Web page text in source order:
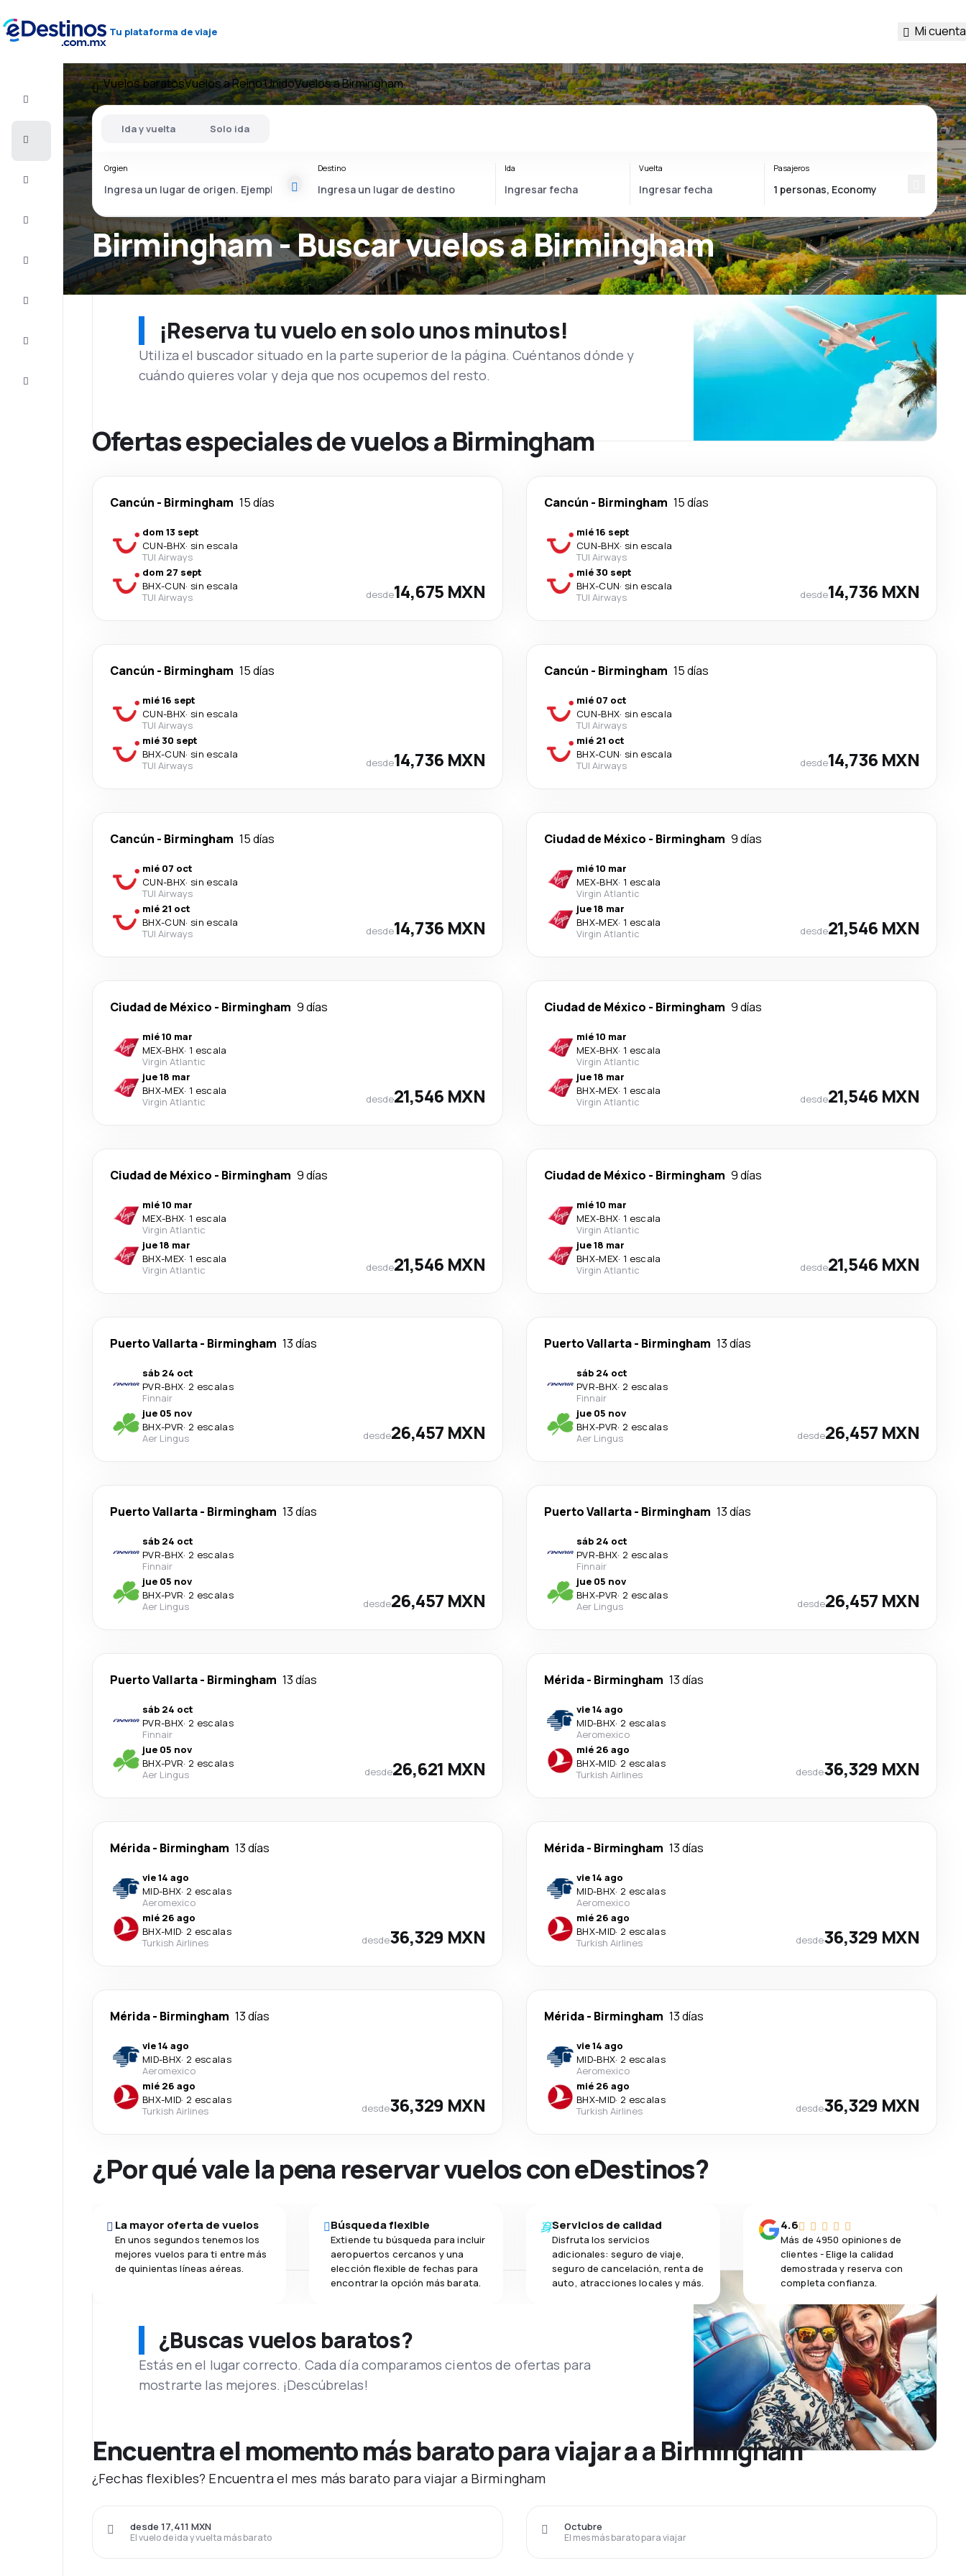
Tu plataforma de viaje Mi cuenta
Vuelo+Hotel
baratos
Alojamientos
Completa
Vuelos baratosVuelos a Reino UnidoVuelos a Birmingham
Birmingham - Buscar vuelos a Birmingham
Ida y vuelta Solo ida
Orgien Destino Ida Vuelta Pasajeros
¡Reserva tu vuelo en solo unos minutos!
Utiliza el buscador situado en la parte superior de la página. Cuéntanos dónde y
cuándo quieres volar y deja que nos ocupemos del resto.
Ofertas especiales de vuelos a Birmingham
Cancún - Birmingham 15 días
dom 13 sept
CUN-BHX· sin escala
TUI Airways
dom 27 sept
BHX-CUN· sin escala
TUI Airways
desde14,675 MXN
Cancún - Birmingham 15 días
mié 16 sept
CUN-BHX· sin escala
TUI Airways
mié 30 sept
BHX-CUN· sin escala
TUI Airways
desde14,736 MXN
Cancún - Birmingham 15 días
mié 16 sept
CUN-BHX· sin escala
TUI Airways
mié 30 sept
BHX-CUN· sin escala
TUI Airways
desde14,736 MXN
Cancún - Birmingham 15 días
mié 07 oct
CUN-BHX· sin escala
TUI Airways
mié 21 oct
BHX-CUN· sin escala
TUI Airways
desde14,736 MXN
Cancún - Birmingham 15 días
mié 07 oct
CUN-BHX· sin escala
TUI Airways
mié 21 oct
BHX-CUN· sin escala
TUI Airways
desde14,736 MXN
Ciudad de México - Birmingham 9 días
mié 10 mar
MEX-BHX· 1 escala
Virgin Atlantic
jue 18 mar
BHX-MEX· 1 escala
Virgin Atlantic
desde21,546 MXN
Ciudad de México - Birmingham 9 días
mié 10 mar
MEX-BHX· 1 escala
Virgin Atlantic
jue 18 mar
BHX-MEX· 1 escala
Virgin Atlantic
desde21,546 MXN
Ciudad de México - Birmingham 9 días
mié 10 mar
MEX-BHX· 1 escala
Virgin Atlantic
jue 18 mar
BHX-MEX· 1 escala
Virgin Atlantic
desde21,546 MXN
Ciudad de México - Birmingham 9 días
mié 10 mar
MEX-BHX· 1 escala
Virgin Atlantic
jue 18 mar
BHX-MEX· 1 escala
Virgin Atlantic
desde21,546 MXN
Ciudad de México - Birmingham 9 días
mié 10 mar
MEX-BHX· 1 escala
Virgin Atlantic
jue 18 mar
BHX-MEX· 1 escala
Virgin Atlantic
desde21,546 MXN
Puerto Vallarta- Birmingham 13 días
sáb 24 oct
PVR-BHX· 2 escalas
Finnair
jue 05 nov
BHX-PVR· 2 escalas
Aer Lingus
desde26,457 MXN
Puerto Vallarta- Birmingham 13 días
sáb 24 oct
PVR-BHX· 2 escalas
Finnair
jue 05 nov
BHX-PVR· 2 escalas
Aer Lingus
desde26,457 MXN
Puerto Vallarta- Birmingham 13 días
sáb 24 oct
PVR-BHX· 2 escalas
Finnair
jue 05 nov
BHX-PVR· 2 escalas
Aer Lingus
desde26,457 MXN
Puerto Vallarta- Birmingham 13 días
sáb 24 oct
PVR-BHX· 2 escalas
Finnair
jue 05 nov
BHX-PVR· 2 escalas
Aer Lingus
desde26,457 MXN
Puerto Vallarta- Birmingham 13 días
sáb 24 oct
PVR-BHX· 2 escalas
Finnair
jue 05 nov
BHX-PVR· 2 escalas
Aer Lingus
desde26,621 MXN
Mérida- Birmingham 13 días
vie 14 ago
MID-BHX· 2 escalas
Aeromexico
mié 26 ago
BHX-MID· 2 escalas
Turkish Airlines
desde36,329 MXN
Mérida- Birmingham 13 días
vie 14 ago
MID-BHX· 2 escalas
Aeromexico
mié 26 ago
BHX-MID· 2 escalas
Turkish Airlines
desde36,329 MXN
Mérida- Birmingham 13 días
vie 14 ago
MID-BHX· 2 escalas
Aeromexico
mié 26 ago
BHX-MID· 2 escalas
Turkish Airlines
desde36,329 MXN
Mérida- Birmingham 13 días
vie 14 ago
MID-BHX· 2 escalas
Aeromexico
mié 26 ago
BHX-MID· 2 escalas
Turkish Airlines
desde36,329 MXN
Mérida- Birmingham 13 días
vie 14 ago
MID-BHX· 2 escalas
Aeromexico
mié 26 ago
BHX-MID· 2 escalas
Turkish Airlines
desde36,329 MXN
¿Por qué vale la pena reservar vuelos con eDestinos?
La mayor oferta de vuelos
En unos segundos tenemos los
mejores vuelos para ti entre más
de quinientas líneas aéreas.
Búsqueda flexible
Extiende tu búsqueda para incluir
aeropuertos cercanos y una
elección flexible de fechas para
encontrar la opción más barata.
Servicios de calidad
Disfruta los servicios
adicionales: seguro de viaje,
seguro de cancelación, renta de
auto, atracciones locales y más.
4.6
Más de 4950 opiniones de
clientes - Elige la calidad
demostrada y reserva con
completa confianza.
¿Buscas vuelos baratos?
Estás en el lugar correcto. Cada día comparamos cientos de ofertas para
mostrarte las mejores. ¡Descúbrelas!
Encuentra el momento más barato para viajar a a Birmingham
¿Fechas flexibles? Encuentra el mes más barato para viajar a Birmingham
El vuelo de ida y vuelta más barato
desde 17,411 MXN
El mes más barato para viajar
Octubre